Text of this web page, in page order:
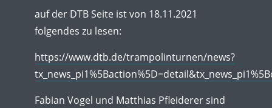
auf der DTB Seite ist von 18.11.2021
folgendes zu lesen:
https://www.dtb.de/trampolinturnen/news?
Fabian Vogel und Matthias Pfleiderer sind